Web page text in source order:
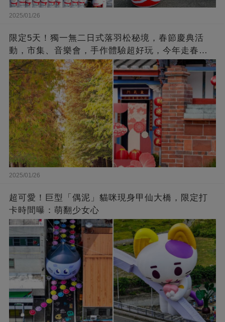
2025/01/26
限定5天！獨一無二日式落羽松秘境，春節慶典活
動，市集、音樂會，手作體驗超好玩，今年走春來
這裡~
2025/01/26
超可愛！巨型「偶泥」貓咪現身甲仙大橋，限定打
卡時間曝：萌翻少女心